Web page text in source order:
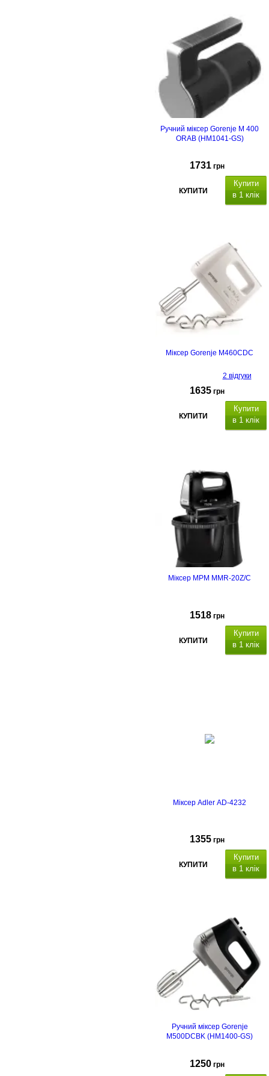
Ручний міксер Gorenje M 400
ORAB (HM1041-GS)
1731 грн
КУПИТИ
Купити
в 1 клік
Міксер Gorenje M460CDC
2 відгуки
1635 грн
КУПИТИ
Купити
в 1 клік
Міксер MPM MMR-20Z/C
1518 грн
КУПИТИ
Купити
в 1 клік
Міксер Adler AD-4232
1355 грн
КУПИТИ
Купити
в 1 клік
Ручний міксер Gorenje
M500DCBK (HM1400-GS)
1250 грн